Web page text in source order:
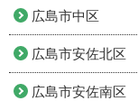
広島市中区
広島市安佐北区
広島市安佐南区